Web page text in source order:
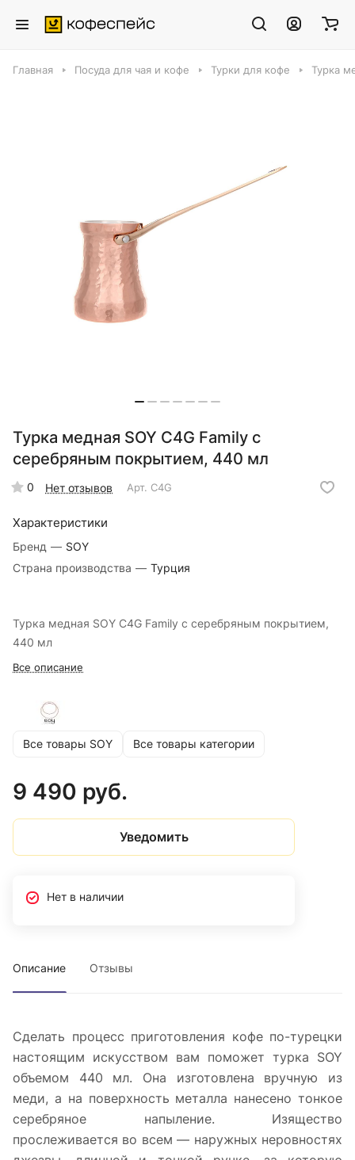
Главная Посуда для чая и кофе Турки для кофе Турка
Турка медная SOY C4G Family с
серебряным покрытием, 440 мл
0 Нет отзывов Арт. C4G
Характеристики
Бренд — SOY
Страна производства — Турция
Турка медная SOY C4G Family с серебряным покрытием,
440 мл
Все описание
Все товары SOY Все товары категории
9 490 руб.
Уведомить
Нет в наличии
Описание Отзывы
Сделать процесс приготовления кофе по-турецки
настоящим искусством вам поможет турка SOY
объемом 440 мл. Она изготовлена вручную из
меди, а на поверхность металла нанесено тонкое
серебряное напыление. Изящество
прослеживается во всем — наружных неровностях